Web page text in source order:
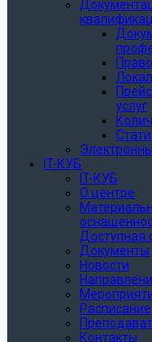
услуг
IT-КУБ
IT-КУБ
О центре
Доступная
Документы
Новости
Расписание
Контакты